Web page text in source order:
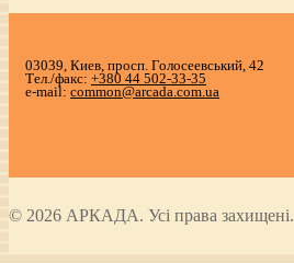
03039, Киев, просп. Голосеевський, 42
Тел./факс: +380 44 502-33-35
e-mail: common@arcada.com.ua
© 2026 АРКАДА. Усі права захищені.